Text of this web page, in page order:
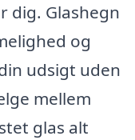
dig. Glashegn
og
udsigt uden
mellem
glas alt